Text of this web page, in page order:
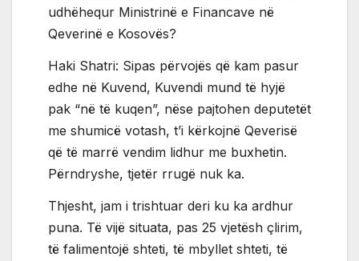
udhëhequr Ministrinë e Financave në
Qeverinë e Kosovës?
Haki Shatri: Sipas përvojës që kam pasur
edhe në Kuvend, Kuvendi mund të hyjë
pak “në të kuqen”, nëse pajtohen deputetët
me shumicë votash, t’i kërkojnë Qeverisë
që të marrë vendim lidhur me buxhetin.
Përndryshe, tjetër rrugë nuk ka.
Thjesht, jam i trishtuar deri ku ka ardhur
puna. Të vijë situata, pas 25 vjetësh çlirim,
të falimentojë shteti, të mbyllet shteti, të